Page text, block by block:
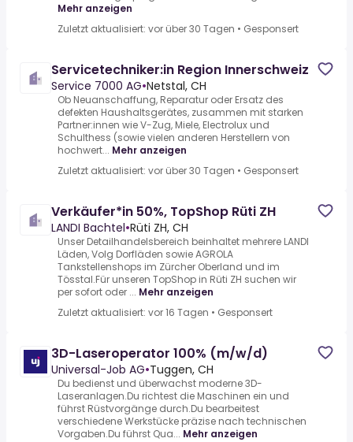
Mehr anzeigen
Zuletzt aktualisiert: vor über 30 Tagen • Gesponsert
Servicetechniker:in Region Innerschweiz
Service 7000 AG•Netstal, CH
Ob Neuanschaffung, Reparatur oder Ersatz des
defekten Haushaltsgerätes, zusammen mit starken
Partner:innen wie V-Zug, Miele, Electrolux und
Schulthess (sowie vielen anderen Herstellern von
hochwert... Mehr anzeigen
Zuletzt aktualisiert: vor über 30 Tagen • Gesponsert
Verkäufer*in 50%, TopShop Rüti ZH
LANDI Bachtel•Rüti ZH, CH
Unser Detailhandelsbereich beinhaltet mehrere LANDI
Läden, Volg Dorfläden sowie AGROLA
Tankstellenshops im Zürcher Oberland und im
Tösstal.Für unseren TopShop in Rüti ZH suchen wir
per sofort oder ... Mehr anzeigen
Zuletzt aktualisiert: vor 16 Tagen • Gesponsert
3D-Laseroperator 100% (m/w/d)
Universal-Job AG•Tuggen, CH
Du bedienst und überwachst moderne 3D-
Laseranlagen.Du richtest die Maschinen ein und
führst Rüstvorgänge durch.Du bearbeitest
verschiedene Werkstücke präzise nach technischen
Vorgaben.Du führst Qua... Mehr anzeigen